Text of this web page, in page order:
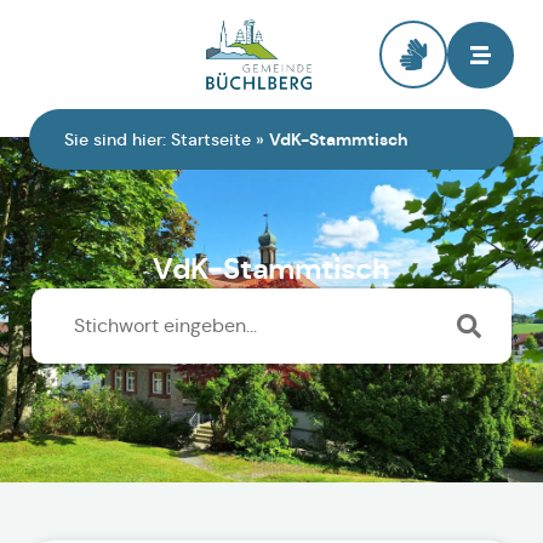
Sie sind hier: Startseite » VdK-Stammtisch
VdK-Stammtisch